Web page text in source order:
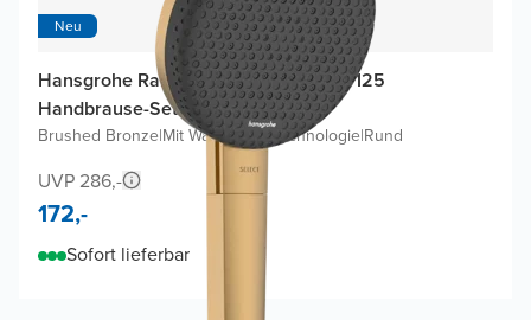
Neu
Hansgrohe Raindance Alive Select S 125
Handbrause-Set
Brushed Bronze|Mit Wasserspartechnologie|Rund
UVP 286,-
172,-
Sofort lieferbar